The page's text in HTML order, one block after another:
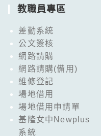
教職員專區
差勤系統
公文簽核
網路請購
網路請購(備用)
維修登記
場地借用
場地借用申請單
基隆女中Newplus
系統